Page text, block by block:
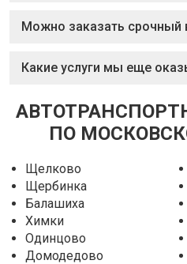
Можно заказать срочный
Какие услуги мы еще
ПО
Щелково
Щербинка
Балашиха
Химки
Одинцово
Домодедово